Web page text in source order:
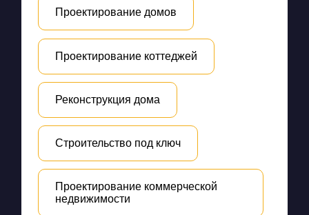
Проектирование домов
Проектирование коттеджей
Реконструкция дома
Строительство под ключ
Проектирование коммерческой
недвижимости